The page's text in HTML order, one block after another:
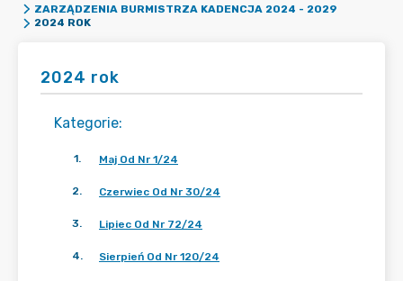
ZARZĄDZENIA BURMISTRZA KADENCJA 2024 - 2029
2024 ROK
2024 rok
Kategorie:
1. Maj Od Nr 1/24
2. Czerwiec Od Nr 30/24
3. Lipiec Od Nr 72/24
4. Sierpień Od Nr 120/24